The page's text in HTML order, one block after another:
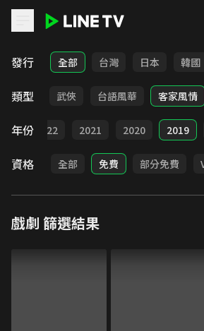
LINE TV - 戲劇
發行 全部 台灣 日本 韓國
類型
時代 武俠 台語風華 客家風情
年份 2022 2021 2020 2019
資格 全部 免費 部分免費
戲劇 篩選結果